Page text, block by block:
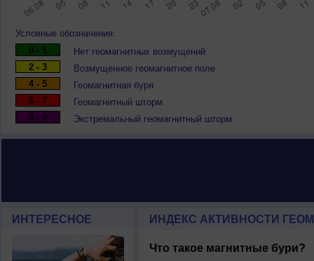
Условные обозначения:
0 - 1
Нет геомагнитных возмущений
2 - 3
Возмущенное геомагнитное поле
4 - 5
Геомагнитная буря
6 - 7
Геомагнитный шторм
8 - 9
Экстремальный геомагнитный шторм
ИНТЕРЕСНОЕ ИНДЕКС АКТИВНОСТИ
Что такое магнитные бури?